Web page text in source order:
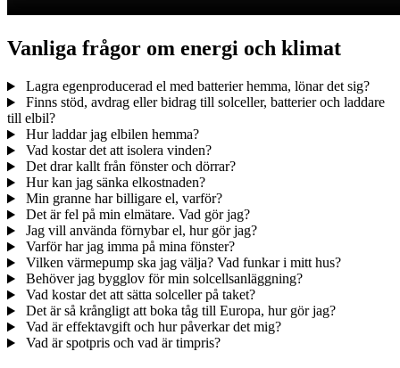
Vanliga frågor om energi och klimat
Lagra egenproducerad el med batterier hemma, lönar det sig?
Finns stöd, avdrag eller bidrag till solceller, batterier och laddare
till elbil?
Hur laddar jag elbilen hemma?
Vad kostar det att isolera vinden?
Det drar kallt från fönster och dörrar?
Hur kan jag sänka elkostnaden?
Min granne har billigare el, varför?
Det är fel på min elmätare. Vad gör jag?
Jag vill använda förnybar el, hur gör jag?
Varför har jag imma på mina fönster?
Vilken värmepump ska jag välja? Vad funkar i mitt hus?
Behöver jag bygglov för min solcellsanläggning?
Vad kostar det att sätta solceller på taket?
Det är så krångligt att boka tåg till Europa, hur gör jag?
Vad är effektavgift och hur påverkar det mig?
Vad är spotpris och vad är timpris?